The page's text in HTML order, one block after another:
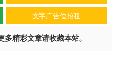
文字广告位招租
精彩文章请收藏本站。